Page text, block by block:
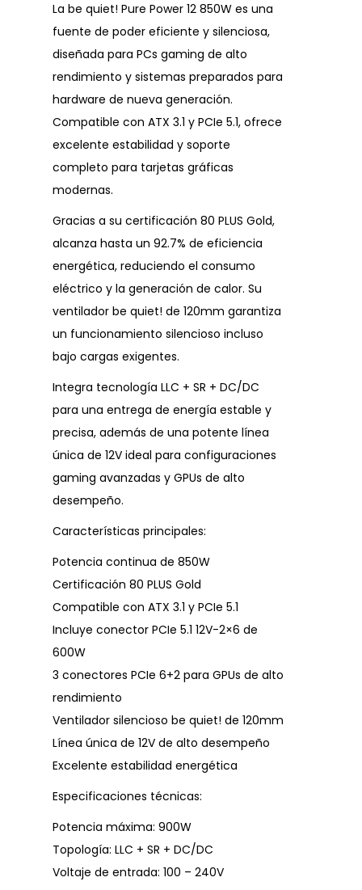
La be quiet! Pure Power 12 850W es una
fuente de poder eficiente y silenciosa,
diseñada para PCs gaming de alto
rendimiento y sistemas preparados para
hardware de nueva generación.
Compatible con ATX 3.1 y PCIe 5.1, ofrece
excelente estabilidad y soporte
completo para tarjetas gráficas
modernas.
Gracias a su certificación 80 PLUS Gold,
alcanza hasta un 92.7% de eficiencia
energética, reduciendo el consumo
eléctrico y la generación de calor. Su
ventilador be quiet! de 120mm garantiza
un funcionamiento silencioso incluso
bajo cargas exigentes.
Integra tecnología LLC + SR + DC/DC
para una entrega de energía estable y
precisa, además de una potente línea
única de 12V ideal para configuraciones
gaming avanzadas y GPUs de alto
desempeño.
Características principales:
Potencia continua de 850W
Certificación 80 PLUS Gold
Compatible con ATX 3.1 y PCIe 5.1
Incluye conector PCIe 5.1 12V-2×6 de
600W
3 conectores PCIe 6+2 para GPUs de alto
rendimiento
Ventilador silencioso be quiet! de 120mm
Línea única de 12V de alto desempeño
Excelente estabilidad energética
Especificaciones técnicas:
Potencia máxima: 900W
Topología: LLC + SR + DC/DC
Voltaje de entrada: 100 – 240V